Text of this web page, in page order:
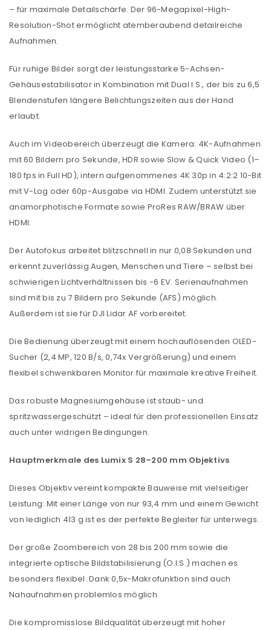
– für maximale Detailschärfe. Der 96-Megapixel-High-
Resolution-Shot ermöglicht atemberaubend detailreiche
Aufnahmen.
Für ruhige Bilder sorgt der leistungsstarke 5-Achsen-
Gehäusestabilisator in Kombination mit Dual I.S., der bis zu 6,5
Blendenstufen längere Belichtungszeiten aus der Hand
erlaubt.
Auch im Videobereich überzeugt die Kamera: 4K-Aufnahmen
mit 60 Bildern pro Sekunde, HDR sowie Slow & Quick Video (1–
180 fps in Full HD), intern aufgenommenes 4K 30p in 4:2:2 10-Bit
mit V-Log oder 60p-Ausgabe via HDMI. Zudem unterstützt sie
anamorphotische Formate sowie ProRes RAW/BRAW über
HDMI.
Der Autofokus arbeitet blitzschnell in nur 0,08 Sekunden und
erkennt zuverlässig Augen, Menschen und Tiere – selbst bei
schwierigen Lichtverhältnissen bis -6 EV. Serienaufnahmen
sind mit bis zu 7 Bildern pro Sekunde (AFS) möglich.
Außerdem ist sie für DJI Lidar AF vorbereitet.
Die Bedienung überzeugt mit einem hochauflösenden OLED-
Sucher (2,4 MP, 120 B/s, 0,74x Vergrößerung) und einem
flexibel schwenkbaren Monitor für maximale kreative Freiheit.
Das robuste Magnesiumgehäuse ist staub- und
spritzwassergeschützt – ideal für den professionellen Einsatz
auch unter widrigen Bedingungen.
Hauptmerkmale des Lumix S 28–200 mm Objektivs
Dieses Objektiv vereint kompakte Bauweise mit vielseitiger
Leistung: Mit einer Länge von nur 93,4 mm und einem Gewicht
von lediglich 413 g ist es der perfekte Begleiter für unterwegs.
Der große Zoombereich von 28 bis 200 mm sowie die
integrierte optische Bildstabilisierung (O.I.S.) machen es
besonders flexibel. Dank 0,5x-Makrofunktion sind auch
Nahaufnahmen problemlos möglich.
Die kompromisslose Bildqualität überzeugt mit hoher